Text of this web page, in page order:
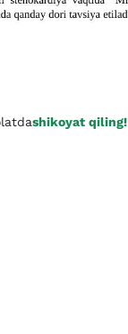
shikoyat qiling!